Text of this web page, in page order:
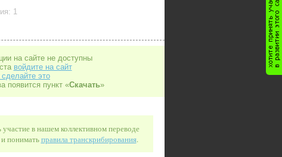
1
на сайте не доступны
войдите на сайт
сделайте это
появится пункт «Скачать»
в нашем коллективном переводе
пониматьправила транскрибирования.